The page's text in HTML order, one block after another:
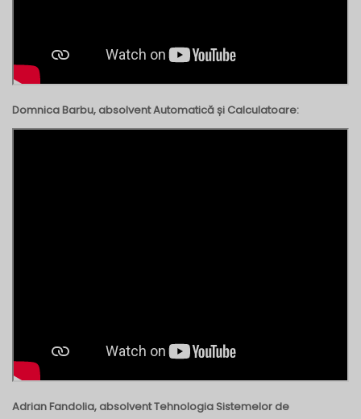
Domnica Barbu, absolvent Automatică și Calculatoare:
Adrian Fandolia, absolvent Tehnologia Sistemelor de